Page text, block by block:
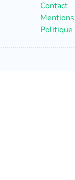
Contact
Politique